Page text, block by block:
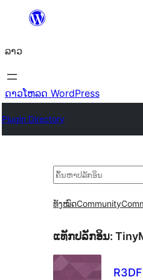
ທີ່
ເນື້ອຫາ
ລາວ
ດາວໂຫລດ WordPress
Plugin Directory
ຄົ້ນຫາ
ທັງໝົດCommunity
ແທັກປລັກອິນ: